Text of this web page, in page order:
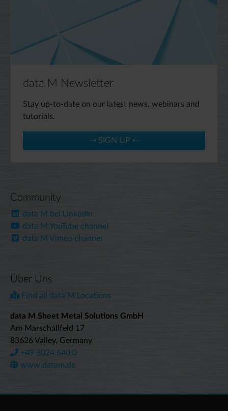
data M Newsletter
Stay up-to-date on our latest news, webinars and
tutorials.
⇢ SIGN UP ⇠
Community
data M bei LinkedIn
data M YouTube channel
data M Vimeo channel
Über Uns
Find all data M Locations
data M Sheet Metal Solutions GmbH
Am Marschallfeld 17
83626 Valley, Germany
+49 8024 640 0
www.datam.de